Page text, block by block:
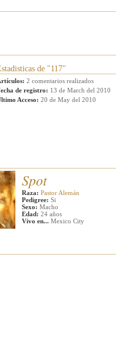
de "117"
2 comentarios realizados
de registro: 13 de March del 2010
Acceso: 20 de May del 2010
Spot
Raza: Pastor Alemán
Pedigree: Si
Sexo: Macho
Edad: 24 años
Vivo en... Mexico City